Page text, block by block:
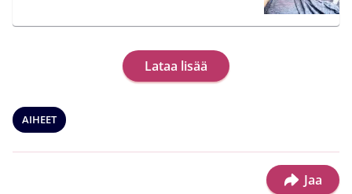
Lataa lisää
AIHEET
Jaa